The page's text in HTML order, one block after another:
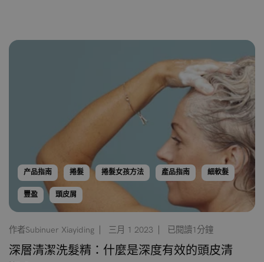
产品指南 捲髮 捲髮女孩方法 產品指南 細軟髮
豐盈 頭皮屑
作者Subinuer Xiayiding 三月 1 2023 已閱讀1分鐘
深層清潔洗髮精：什麼是深度有效的頭皮清